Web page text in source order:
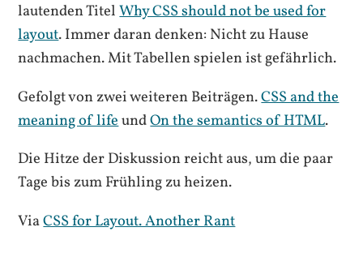
lautenden TitelWhy CSS should not be used for
layout. Immer daran denken: Nicht zu Hause
nachmachen. Mit Tabellen spielen ist gefährlich.
Gefolgt von zwei weiteren Beiträgen.CSS and the
meaning of lifeundOn the semantics of HTML.
Die Hitze der Diskussion reicht aus, um die paar
Tage bis zum Frühling zu heizen.
ViaCSS for Layout. Another Rant